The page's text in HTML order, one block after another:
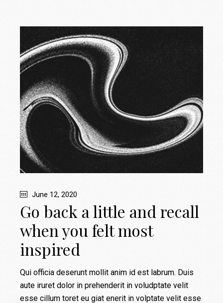
June 12, 2020
Go back a little and recall
when you felt most
inspired
Qui officia deserunt mollit anim id est labrum. Duis
aute iruret dolor in prehenderit in voludptate velit
esse cillum toret eu giat enerit in volptate velit esse